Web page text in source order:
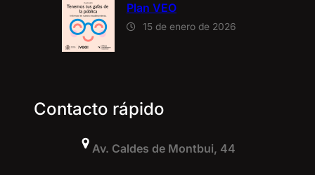
Plan VEO
15 de enero de 2026
Contacto rápido
Av. Caldes de Montbui, 44